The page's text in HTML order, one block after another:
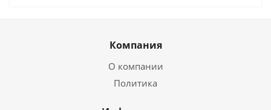
Компания
О компании
Политика